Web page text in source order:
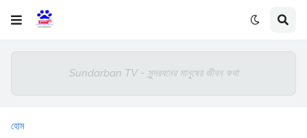
Sundarban TV - সুন্দরবনের মানুষের জীবন কথা
হোম